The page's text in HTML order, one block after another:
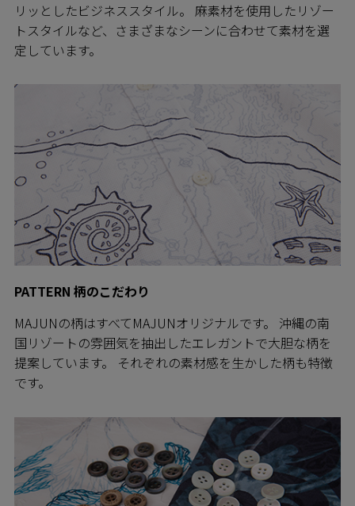
リッとしたビジネススタイル。 麻素材を使用したリゾー
トスタイルなど、さまざまなシーンに合わせて素材を選
定しています。
PATTERN 柄のこだわり
MAJUNの柄はすべてMAJUNオリジナルです。 沖縄の南
国リゾートの雰囲気を抽出したエレガントで大胆な柄を
提案しています。 それぞれの素材感を生かした柄も特徴
です。